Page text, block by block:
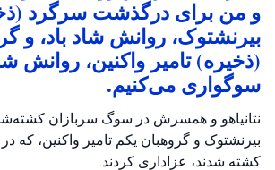
و من برای درگذشت سرگرد
بیرنشتوک، روانش شاد باد، و
(ذخیره) تامیر واکنین، روانش
سوگواری می‌کنیم.
نتانیاهو و همسرش در سوگ سربازان
بیرنشتوک و گروهبان یکم تامیر واکنین، که
کشته شدند، عزاداری کردند.